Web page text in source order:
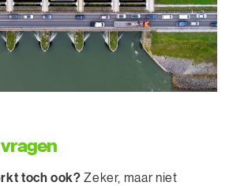
toch ook? Zeker, maar niet